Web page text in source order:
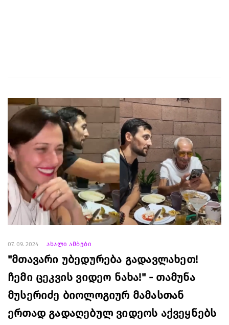
07. 09. 2024 ახალი ამბები
"მთავარი უბედურება გადავლახეთ!
ჩემი ცეკვის ვიდეო ნახა!" - თამუნა
მუსერიძე ბიოლოგიურ მამასთან
ერთად გადაღებულ ვიდეოს აქვეყნებს